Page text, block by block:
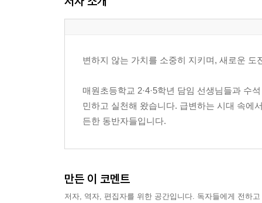
( 하진주 )
7장. AI로봇과의 바람직한 관계를 질문하고 탐구하
변하지 않는 가치를 소중히 지키며, 새로운
매원초등학교 2·4·5학년 담임 선생님들과 수
민하고 실천해 왔습니다. 급변하는 시대 속에
든한 동반자들입니다.
만든 이 코멘트
저자, 역자, 편집자를 위한 공간입니다. 독자들에게 전하